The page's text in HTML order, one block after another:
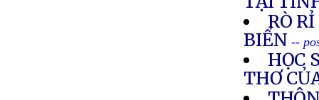
RÒ
BIỂN --
HỌC
THƠ